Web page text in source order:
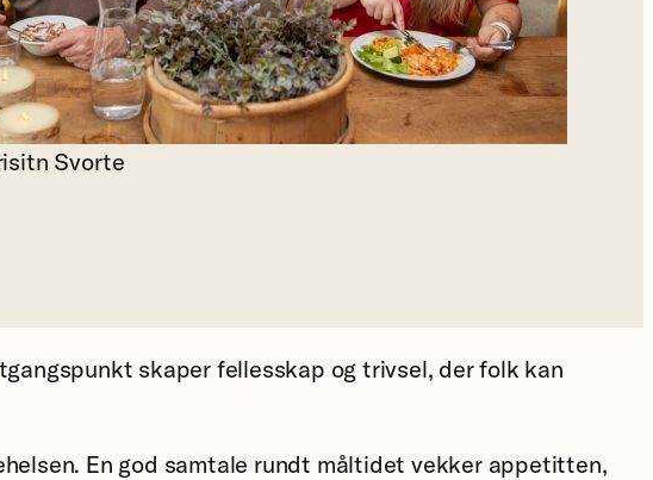
Svorte
skaper fellesskap og trivsel, der folk kan
En god samtale rundt måltidet vekker appetitten,